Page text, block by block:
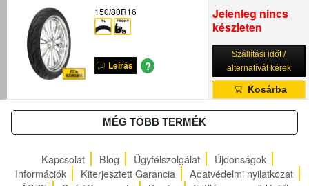
150/80R16
Leírás ?
Jelenleg nincs
készleten
Szállítási időt /
alternatívát kérek
Kosárba
MÉG TÖBB TERMÉK
Kapcsolat Blog Ügyfélszolgálat
Újdonságok
Információk
Kiterjesztett Garancia
Adatvédelmi nyilatkozat